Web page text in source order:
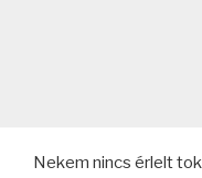
Nekem nincs érlelt